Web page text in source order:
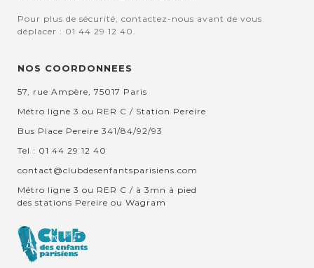
Pour plus de sécurité, contactez-nous avant de vous
déplacer : 01 44 29 12 40.
NOS COORDONNEES
57, rue Ampère, 75017 Paris
Métro ligne 3 ou RER C / Station Pereire
Bus Place Pereire 341/84/92/93
Tel : 01 44 29 12 40
contact@clubdesenfantsparisiens.com
Métro ligne 3 ou RER C / à 3mn à pied
des stations Pereire ou Wagram